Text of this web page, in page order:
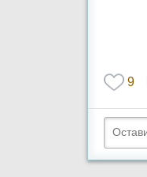
9